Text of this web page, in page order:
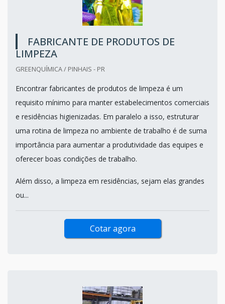
FABRICANTE DE PRODUTOS DE
LIMPEZA
GREENQUÍMICA / PINHAIS - PR
Encontrar fabricantes de produtos de limpeza é um
requisito mínimo para manter estabelecimentos comerciais
e residências higienizadas. Em paralelo a isso, estruturar
uma rotina de limpeza no ambiente de trabalho é de suma
importância para aumentar a produtividade das equipes e
oferecer boas condições de trabalho.
Além disso, a limpeza em residências, sejam elas grandes
ou...
Cotar agora